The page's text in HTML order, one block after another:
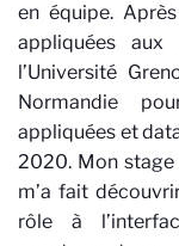
en équipe.
appliquées aux
l’Université
Normandie
appliquées et
2020. Mon stage
m’a fait
rôle à